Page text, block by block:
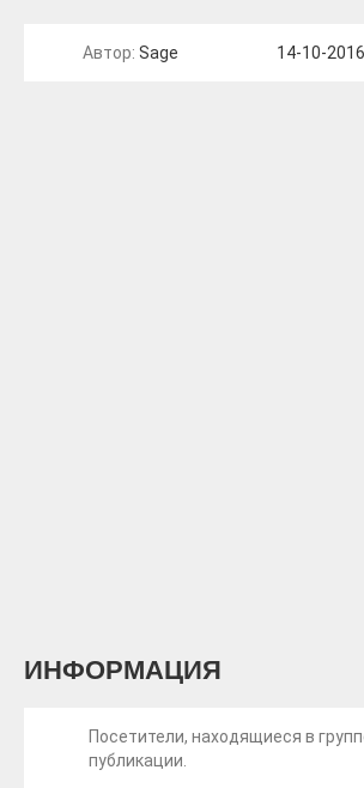
Автор:Sage 14-10-
ИНФОРМАЦИЯ
Посетители, находящиеся в
публикации.